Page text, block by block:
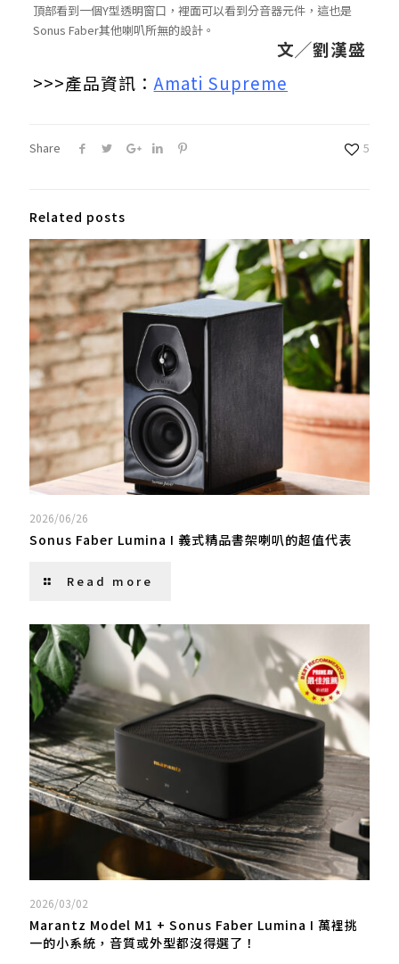
頂部看到一個Y型透明窗口，裡面可以看到分音器元件，這也是
Sonus Faber其他喇叭所無的設計。
文╱劉漢盛
>>>產品資訊： Amati Supreme
Share 5
Related posts
2026/06/26
Sonus Faber Lumina I 義式精品書架喇叭的超值代表
Read more
2026/03/02
Marantz Model M1 + Sonus Faber Lumina I 萬裡挑
一的小系統，音質或外型都沒得選了！